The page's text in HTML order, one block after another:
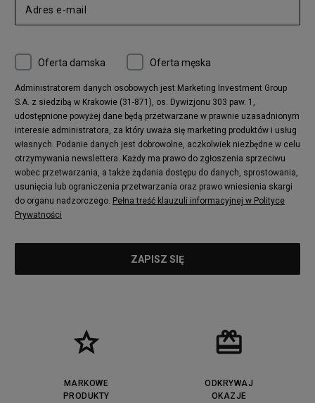
Oferta damska Oferta męska
Administratorem danych osobowych jest Marketing Investment Group
S.A. z siedzibą w Krakowie (31-871), os. Dywizjonu 303 paw. 1,
udostępnione powyżej dane będą przetwarzane w prawnie uzasadnionym
interesie administratora, za który uważa się marketing produktów i usług
własnych. Podanie danych jest dobrowolne, aczkolwiek niezbędne w celu
otrzymywania newslettera. Każdy ma prawo do zgłoszenia sprzeciwu
wobec przetwarzania, a także żądania dostępu do danych, sprostowania,
usunięcia lub ograniczenia przetwarzania oraz prawo wniesienia skargi
do organu nadzorczego. Pełna treść klauzuli informacyjnej w Polityce
Prywatności
MARKOWE
PRODUKTY
ODKRYWAJ
OKAZJE